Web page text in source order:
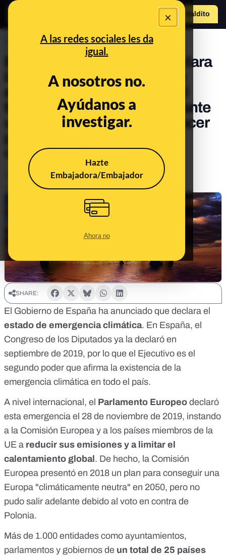
×
A las redes sociales les da
igual.
A nosotros no.
Ayúdanos a
investigar.
Hazte
Embajadora/Embajador
Ahora no
Hazte Maldito
PREBUNKING
El Gobierno de España declara
la emergencia climática: te
explicamos qué significa el
término, por qué es importante
utilizarlo y qué podemos hacer
climática
Medio ambiente
Publicado elJan 21, 2020, 7:13:00 PM
SHARE:
El Gobierno de España ha anunciado que declara el
estado de emergencia climática. En España, el
Congreso de los Diputados ya la declaró en
septiembre de 2019, por lo que el Ejecutivo es el
segundo poder que afirma la existencia de la
emergencia climática en todo el país.
A nivel internacional, el Parlamento Europeo declaró
esta emergencia el 28 de noviembre de 2019, instando
a la Comisión Europea y a los países miembros de la
UE a reducir sus emisiones y a limitar el
calentamiento global. De hecho, la Comisión
Europea presentó en 2018 un plan para conseguir una
Europa "climáticamente neutra" en 2050, pero no
pudo salir adelante debido al voto en contra de
Polonia.
Más de 1.000 entidades como ayuntamientos,
parlamentos y gobiernos de un total de 25 países